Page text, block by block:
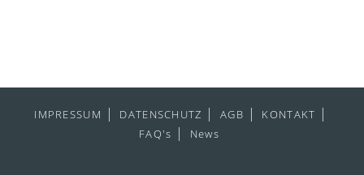
IMPRESSUM DATENSCHUTZ AGB
KONTAKT
FAQ's
News